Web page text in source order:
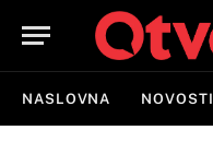
NASLOVNA NOVOSTI